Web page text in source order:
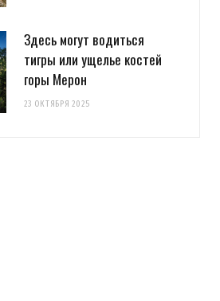
Здесь могут водиться
тигры или ущелье костей
горы Мерон
23 ОКТЯБРЯ 2025